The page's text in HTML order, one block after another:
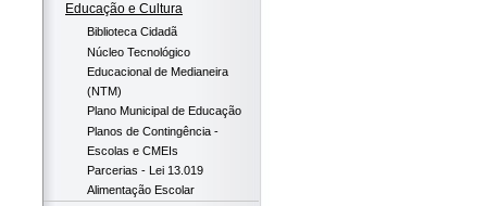
Educação e Cultura
Biblioteca Cidadã
Núcleo Tecnológico
Educacional de Medianeira
(NTM)
Plano Municipal de Educação
Planos de Contingência -
Escolas e CMEIs
Parcerias - Lei 13.019
Alimentação Escolar